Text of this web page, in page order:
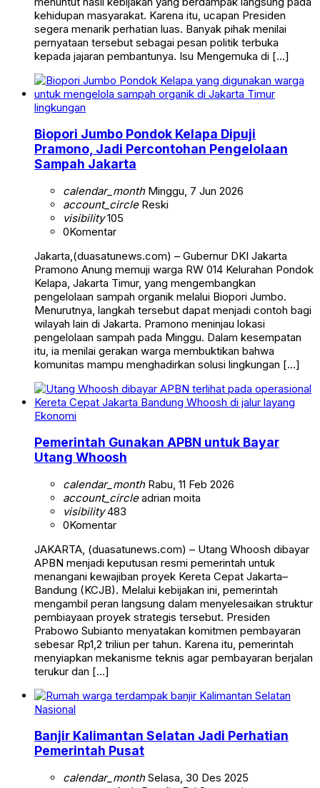
kehidupan masyarakat. Karena itu, ucapan Presiden
segera menarik perhatian luas. Banyak pihak menilai
pernyataan tersebut sebagai pesan politik terbuka
kepada jajaran pembantunya. Isu Mengemuka di […]
lingkungan
Biopori Jumbo Pondok Kelapa Dipuji
Pramono, Jadi Percontohan Pengelolaan
Sampah Jakarta
calendar_monthMinggu, 7 Jun 2026
account_circleReski
visibility105
0Komentar
Jakarta,(duasatunews.com) – Gubernur DKI Jakarta
Pramono Anung memuji warga RW 014 Kelurahan Pondok
Kelapa, Jakarta Timur, yang mengembangkan
pengelolaan sampah organik melalui Biopori Jumbo.
Menurutnya, langkah tersebut dapat menjadi contoh bagi
wilayah lain di Jakarta. Pramono meninjau lokasi
pengelolaan sampah pada Minggu. Dalam kesempatan
itu, ia menilai gerakan warga membuktikan bahwa
komunitas mampu menghadirkan solusi lingkungan […]
Ekonomi
Pemerintah Gunakan APBN untuk Bayar
Utang Whoosh
calendar_monthRabu, 11 Feb 2026
account_circleadrian moita
visibility483
0Komentar
JAKARTA, (duasatunews.com) – Utang Whoosh dibayar
APBN menjadi keputusan resmi pemerintah untuk
menangani kewajiban proyek Kereta Cepat Jakarta–
Bandung (KCJB). Melalui kebijakan ini, pemerintah
mengambil peran langsung dalam menyelesaikan struktur
pembiayaan proyek strategis tersebut. Presiden
Prabowo Subianto menyatakan komitmen pembayaran
sebesar Rp1,2 triliun per tahun. Karena itu, pemerintah
menyiapkan mekanisme teknis agar pembayaran berjalan
terukur dan […]
Nasional
Banjir Kalimantan Selatan Jadi Perhatian
Pemerintah Pusat
calendar_monthSelasa, 30 Des 2025